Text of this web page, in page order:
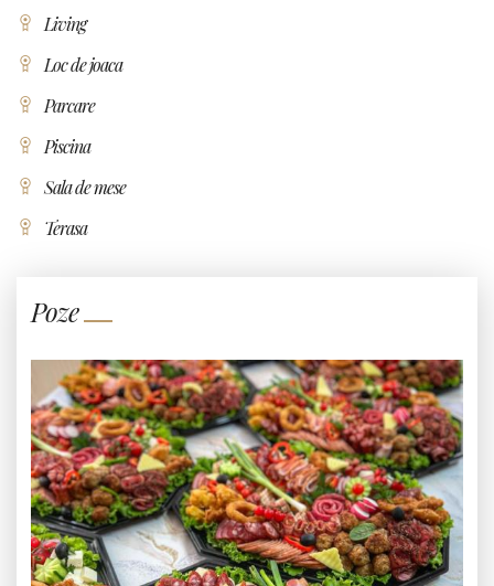
Living
Loc de joaca
Parcare
Piscina
Sala de mese
Terasa
Poze